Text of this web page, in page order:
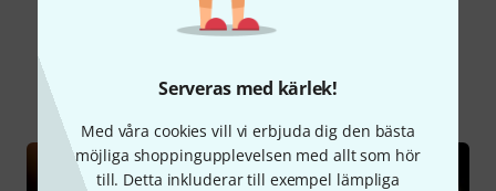
Serveras med kärlek!
Med våra cookies vill vi erbjuda dig den bästa
möjliga shoppingupplevelsen med allt som hör
till. Detta inkluderar till exempel lämpliga
Visste du?
Alla Onlineguide